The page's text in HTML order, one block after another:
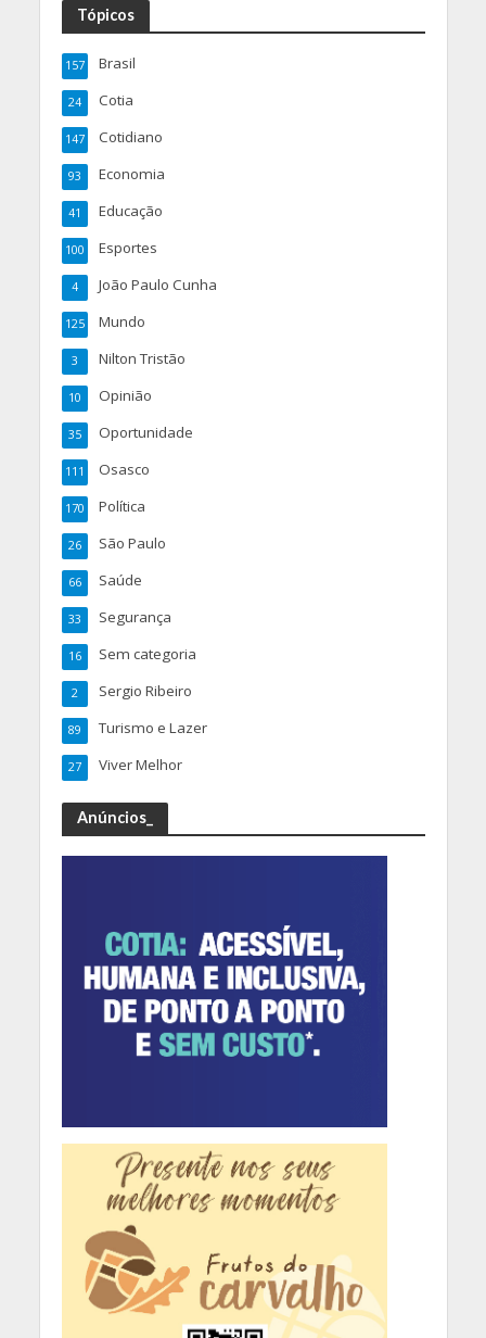
Tópicos
Brasil
157
Cotia
24
Cotidiano
147
Economia
93
Educação
41
Esportes
100
João Paulo Cunha
4
Mundo
125
Nilton Tristão
3
Opinião
10
Oportunidade
35
Osasco
111
Política
170
São Paulo
26
Saúde
66
Segurança
33
Sem categoria
16
Sergio Ribeiro
2
Turismo e Lazer
89
Viver Melhor
27
Anúncios_